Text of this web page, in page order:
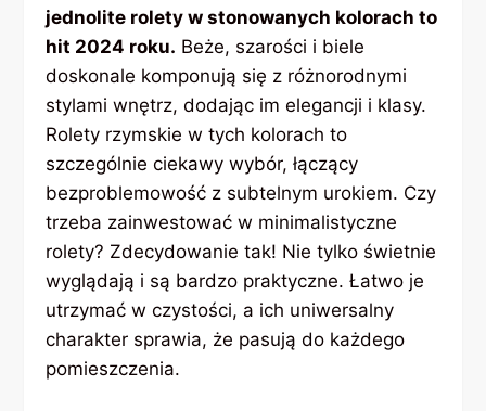
jednolite rolety w stonowanych kolorach to
hit 2024 roku. Beże, szarości i biele
doskonale komponują się z różnorodnymi
stylami wnętrz, dodając im elegancji i klasy.
Rolety rzymskie w tych kolorach to
szczególnie ciekawy wybór, łączący
bezproblemowość z subtelnym urokiem. Czy
trzeba zainwestować w minimalistyczne
rolety? Zdecydowanie tak! Nie tylko świetnie
wyglądają i są bardzo praktyczne. Łatwo je
utrzymać w czystości, a ich uniwersalny
charakter sprawia, że pasują do każdego
pomieszczenia.